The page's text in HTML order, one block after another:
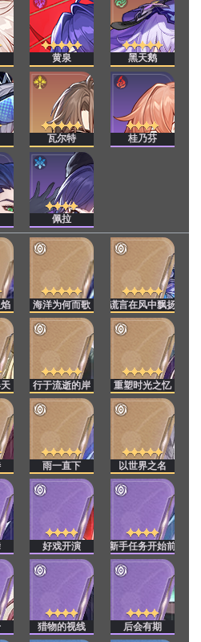
黄泉 黑天鹅
瓦尔特 桂乃芬
佩拉
海洋为何而歌 谎言在风中飘扬
行于流逝的岸 重塑时光之忆
雨一直下 以世界之名
好戏开演 新手任务开始前
猎物的视线 后会有期